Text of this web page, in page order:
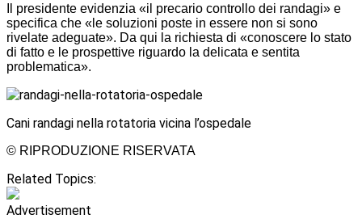
Il presidente evidenzia «il precario controllo dei randagi» e
specifica che «le soluzioni poste in essere non si sono
rivelate adeguate». Da qui la richiesta di «conoscere lo stato
di fatto e le prospettive riguardo la delicata e sentita
problematica».
Cani randagi nella rotatoria vicina l’ospedale
© RIPRODUZIONE RISERVATA
Related Topics:
Advertisement